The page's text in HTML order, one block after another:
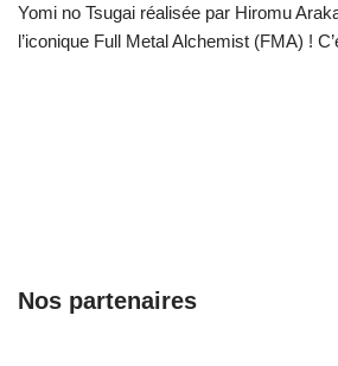
Yomi no Tsugai réalisée par Hiromu
l’iconique Full Metal Alchemist (FMA) !
Nos partenaires